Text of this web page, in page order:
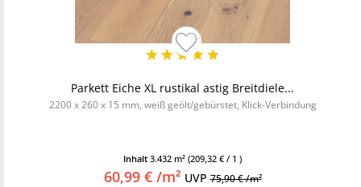
Parkett Eiche XL rustikal astig Breitdiele...
2200 x 260 x 15 mm, weiß geölt/gebürstet, Klick-Verbindung
Inhalt 3.432 m² (209,32 € / 1 )
60,99 € /m² UVP75,90 € /m²